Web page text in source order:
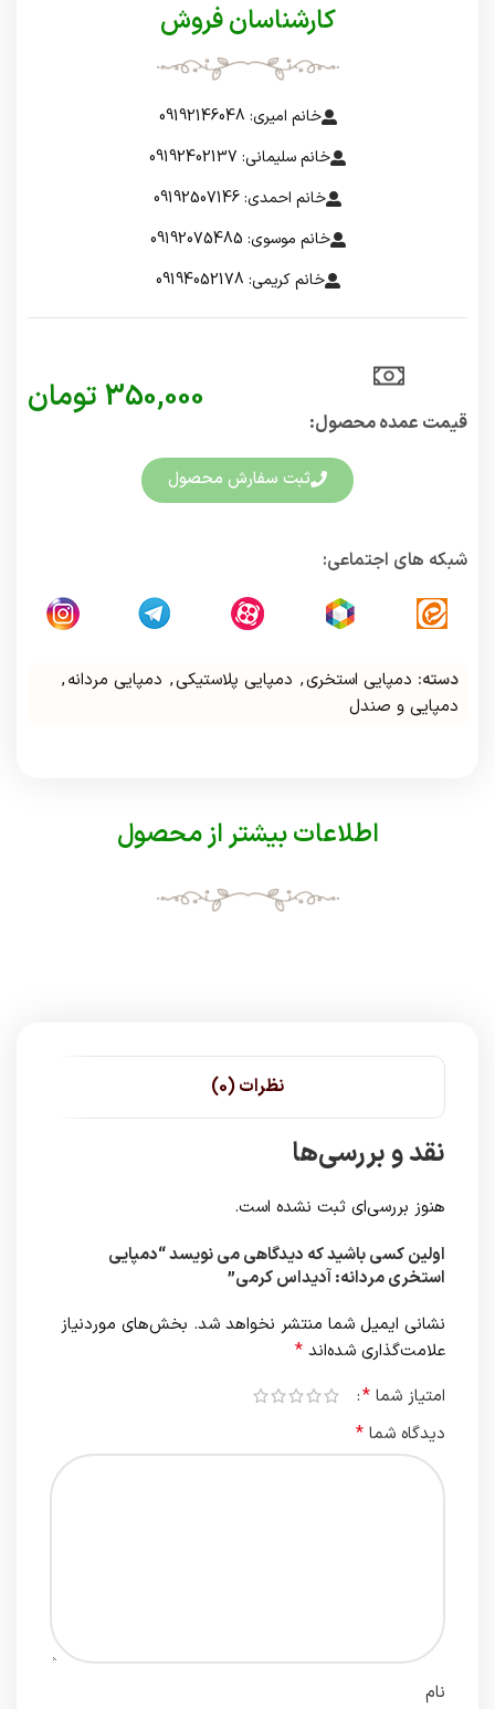
کارشناسان فروش
خانم امیری: 09192146048
خانم سلیمانی: 09192402137
خانم احمدی: 09192507146
خانم موسوی: 09192075485
خانم کریمی: 09194052178
قیمت عمده محصول:​
350,000 تومان
ثبت سفارش محصول
شبکه های اجتماعی:
دسته: دمپایی استخری, دمپایی پلاستیکی, دمپایی مردانه,
دمپایی و صندل
اطلاعات بیشتر از محصول
نظرات (0)
نقد و بررسی‌ها
هنوز بررسی‌ای ثبت نشده است.
اولین کسی باشید که دیدگاهی می نویسد “دمپایی
استخری مردانه: آدیداس کرمی”
نشانی ایمیل شما منتشر نخواهد شد. بخش‌های موردنیاز
علامت‌گذاری شده‌اند *
امتیاز شما *
دیدگاه شما *
نام